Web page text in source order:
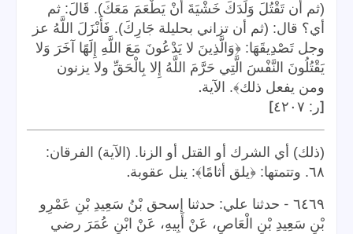
(ثم أن تَقْتُلَ وَلَدَكَ خَشْيَةَ أَنْ يَطْعَمَ مَعَكَ). قَالَ: ثم
أي؟ قال: (ثم أن تزاني بحليلة جَارِكَ). فَأَنْزَلَ اللَّهُ عز
وجل تَصْدِيقَهَا: ﴿وَالَّذِينَ لا يَدْعُونَ مَعَ اللَّهِ إِلَهًا آخَرَ وَلا
يَقْتُلُونَ النَّفْسَ الَّتِي حَرَّمَ اللَّهُ إِلا بِالْحَقِّ ولا يزنون
ومن يفعل ذلك﴾. الآية.
[ر: ٤٢٠٧ ]
(ذلك) أي الشرك أو القتل أو الزنا. (الآية) الفرقان:
٦٨. وتتمتها: ﴿يلق أثامًا﴾: ينل عقوبة
.
٦٤٦٩ - حدثنا علي: حدثنا إسحق بْنُ سَعِيدِ بْنِ عَمْرِو
بْنِ سَعِيدِ بْنِ الْعَاصِ، عَنْ أَبِيهِ، عَنْ ابْنِ عُمَرَ رضي